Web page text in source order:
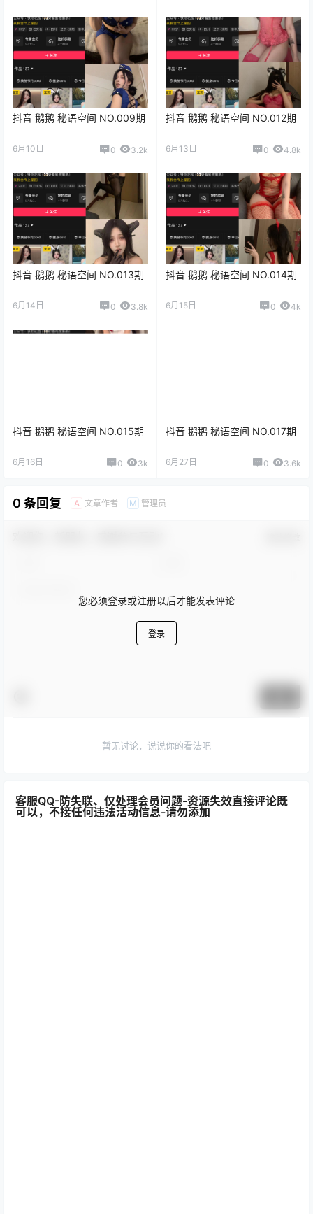
抖音 鹅鹅 秘语空间 NO.009期
6月10日 0 3.2k
抖音 鹅鹅 秘语空间 NO.012期
6月13日 0 4.8k
抖音 鹅鹅 秘语空间 NO.013期
6月14日 0 3.8k
抖音 鹅鹅 秘语空间 NO.014期
6月15日 0 4k
抖音 鹅鹅 秘语空间 NO.015期
6月16日 0 3k
抖音 鹅鹅 秘语空间 NO.017期
6月27日 0 3.6k
0 条回复 A 文章作者 M 管理员
您必须登录或注册以后才能发表评论
登录
暂无讨论，说说你的看法吧
客服QQ-防失联、仅处理会员问题-资源失效直接评论既
可以，不接任何违法活动信息-请勿添加